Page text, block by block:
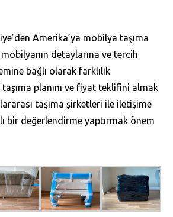
Amerika’ya mobilya taşıma
detaylarına ve tercih
bağlı olarak farklılık
planını ve fiyat teklifini almak
taşıma şirketleri ile iletişime
bir değerlendirme yaptırmak önem